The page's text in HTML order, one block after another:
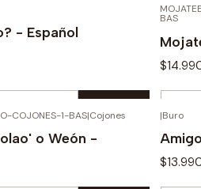
Buy now
- Español
Buy now
BAS
Quantity
COJONES-1-BAS|Cojones
o Weón -
|Buro